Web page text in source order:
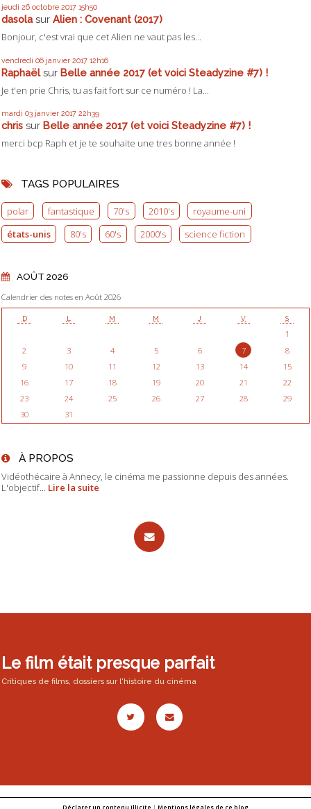
jeudi 26 octobre 2017 15h50
dasolasur Alien : Covenant (2017)
Bonjour, c'est vrai que cet Alien ne vaut pas les...
vendredi 06 janvier 2017 12h16
Raphaëlsur Belle année 2017 (et voici Steadyzine #7) !
Je t'en prie Chris, tu as fait fort sur ce numéro ! La...
mardi 03 janvier 2017 22h39
chris sur Belle année 2017 (et voici Steadyzine #7) !
merci bcp Raph et je te souhaite une tres bonne année !
TAGS POPULAIRES
polar fantastique 70's 2010's
royaume-uni
états-unis
80's 60's 2000's science fiction
AOÛT 2026
Calendrier des notes en Août 2026
D L M M J V S
1
2
3 4 5 6 7
8
9
10 11 12 13 14
15
16
17 18 19 20 21
22
23
24 25 26 27 28
29
30
31
À PROPOS
Vidéothécaire à Annecy, le cinéma me passionne depuis des années.
L'objectif... Lire la suite
Le film était presque parfait
Critiques de films, dossiers sur l'histoire du cinéma
Déclarer un contenu illicite | Mentions légales de ce blog